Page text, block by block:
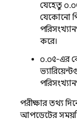
যেহেতু
যেকোনো
করে।
০.০৫-এর
পরীক্ষার তথ্য
আপডেটের সময়টি